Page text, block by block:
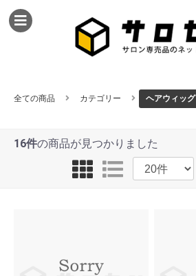
全ての商品 カテゴリー ヘアウィッグ
16件の商品が見つかりました